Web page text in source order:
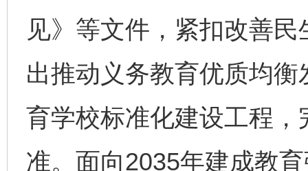
见》等文件，紧扣改善
出推动义务教育优质均
育学校标准化建设工程
准。面向2035年建成教